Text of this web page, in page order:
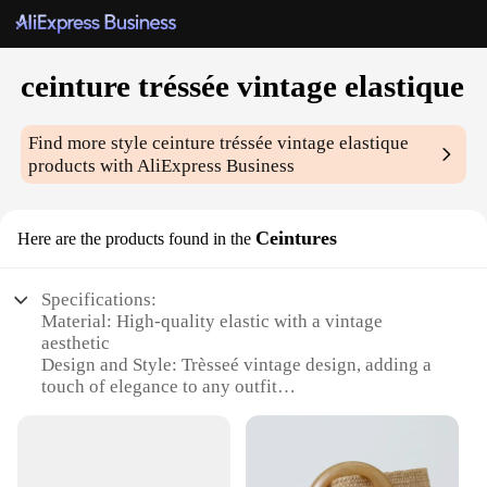
ceinture tréssée vintage elastique
Find more styleceinture tréssée vintage elastique
products with AliExpress Business
Here are the products found in the Ceintures
Specifications:
Material: High-quality elastic with a vintage
aesthetic
Design and Style: Trèsseé vintage design, adding a
touch of elegance to any outfit
elastique, a blend of style and comfort